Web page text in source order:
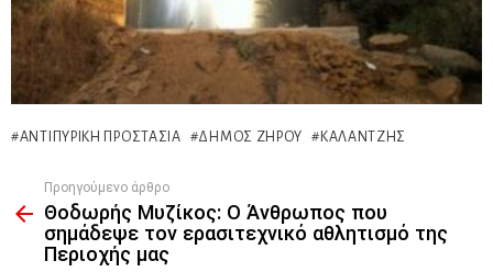
ΑΝΤΙΠΥΡΙΚΉ ΠΡΟΣΤΑΣΊΑ ΔΉΜΟΣ ΖΗΡΟΎ ΚΑΛΑΝΤΖΉΣ
more
Προηγούμενο άρθρο
Θοδωρής Μυζίκος: Ο Άνθρωπος που
σημάδεψε τον ερασιτεχνικό αθλητισμό της
Περιοχής μας